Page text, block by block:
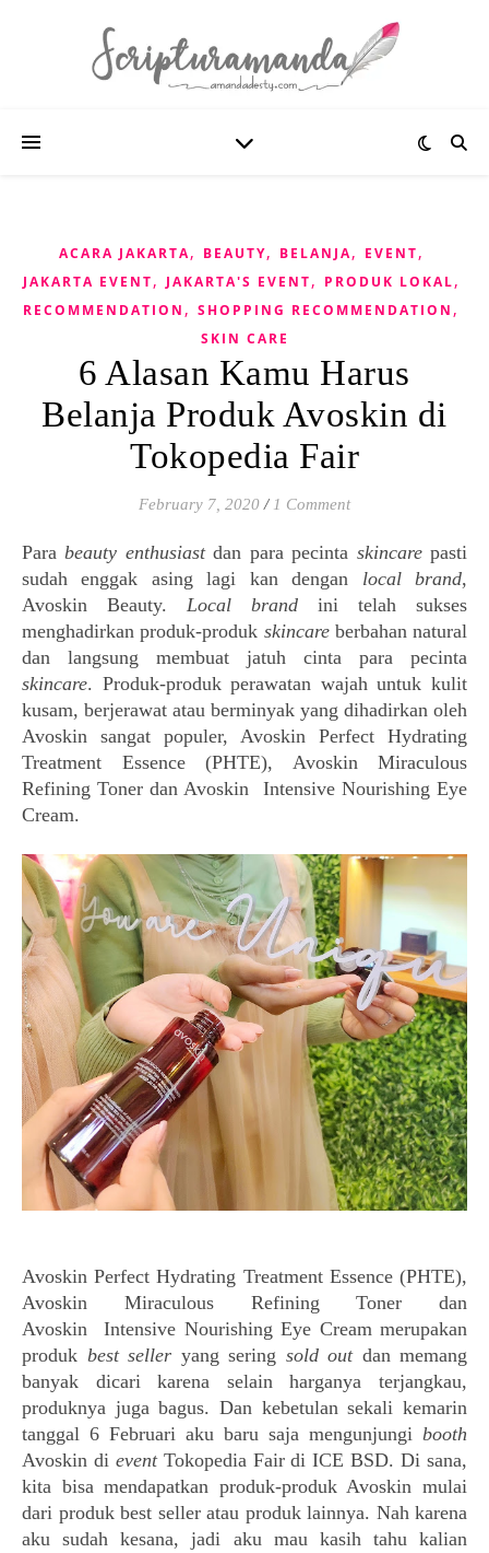
ACARA JAKARTA, BEAUTY, BELANJA, EVENT,
JAKARTA EVENT, JAKARTA'S EVENT, PRODUK LOKAL,
RECOMMENDATION , SHOPPING RECOMMENDATION ,
SKIN CARE
6 Alasan Kamu Harus
Belanja Produk Avoskin di
Tokopedia Fair
February 7, 2020 / 1 Comment
Para beauty enthusiastdan para pecinta skincarepasti
sudah enggak asing lagi kan dengan local brand,
Avoskin Beauty. Local brand ini telah sukses
menghadirkan produk-produk skincare berbahan natural
dan langsung membuat jatuh cinta para pecinta
skincare. Produk-produk perawatan wajah untuk kulit
kusam, berjerawat atau berminyak yang dihadirkan oleh
Avoskin sangat populer, Avoskin Perfect Hydrating
Treatment Essence (PHTE), Avoskin Miraculous
Refining Toner dan Avoskin
Intensive Nourishing Eye
Cream.
AvoskinPerfect Hydrating Treatment Essence (PHTE),
Avoskin Miraculous Refining Toner dan
Avoskin
Intensive Nourishing Eye Cream merupakan
produk best seller yang sering sold outdan memang
banyak dicari karena selain harganya terjangkau,
produknya juga bagus. Dan kebetulan sekali kemarin
tanggal 6 Februari aku baru saja mengunjungi booth
Avoskin di eventTokopedia Fair di ICE BSD. Di sana,
kita bisa mendapatkan produk-produk Avoskin mulai
dari produk best seller atau produk lainnya. Nah karena
aku sudah kesana, jadi aku mau kasih tahu kalian